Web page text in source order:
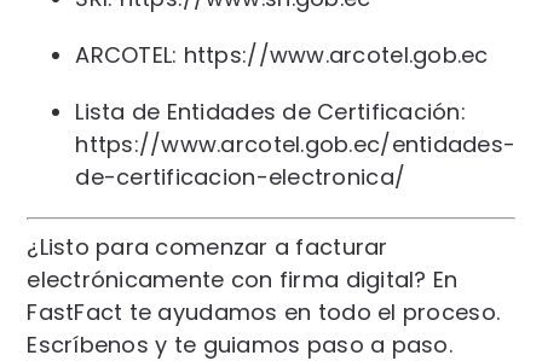
ARCOTEL: https://www.arcotel.gob.ec
Lista de Entidades de Certificación:
https://www.arcotel.gob.ec/entidades-
de-certificacion-electronica/
¿Listo para comenzar a facturar
electrónicamente con firma digital? En
FastFact te ayudamos en todo el proceso.
Escríbenos y te guiamos paso a paso.